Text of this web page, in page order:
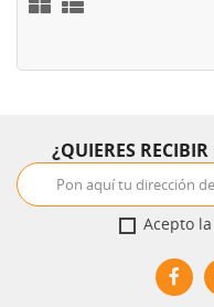
¿QUIERES
Acepto la